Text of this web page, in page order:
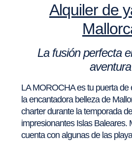
Alquiler de
La fusión perfecta
aventura
LA MOROCHA es tu puerta de
la encantadora belleza de
charter durante la temporada
impresionantes Islas Baleares.
cuenta con algunas de las